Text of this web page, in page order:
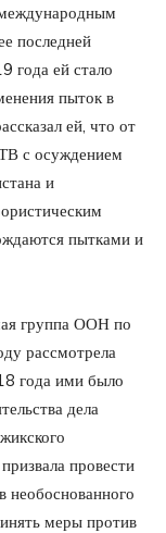
последней
года ей стало
пыток в
ей, что от
с осуждением
и
пытками и
группа ООН по
рассмотрела
года ими было
дела
провести
необоснованного
меры против